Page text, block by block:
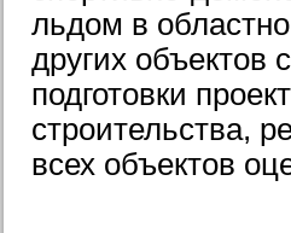
льдом в
других объектов
подготовки
строительства,
всех объектов